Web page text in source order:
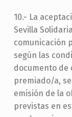
10.- La
Sevilla
comunicación
según las
documento de
premiado/a,
emisión de la
previstas en